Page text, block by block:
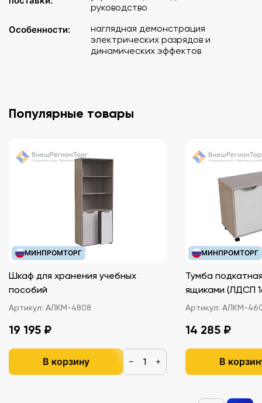
руководство
Особенности:
наглядная демонстрация
электрических разрядов и
динамических эффектов
Популярные товары
МИНПРОМТОРГ
Шкаф для хранения учебных
пособий
Артикул: АЛКМ-4808
19 195 ₽
В корзину − +
МИНПРОМТОРГ
Тумба
ящиками
Артикул: АЛКМ-
14 285 ₽
В